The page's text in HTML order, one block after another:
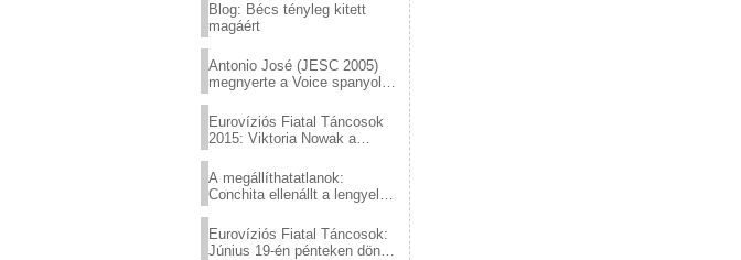
Blog: Bécs tényleg kitett
magáért
Antonio José (JESC 2005)
megnyerte a Voice spanyol
Eurovíziós Fiatal Táncosok
2015: Viktoria Nowak a
A megállíthatatlanok:
Conchita ellenállt a lengyel
Eurovíziós Fiatal Táncosok:
Június 19-én pénteken döntő